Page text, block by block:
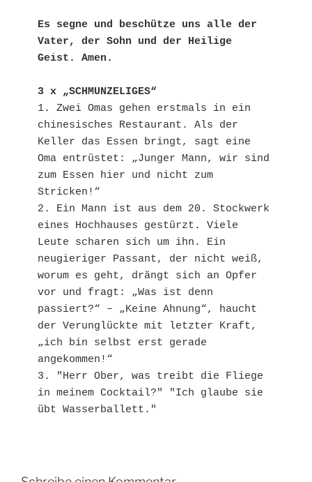
Es segne und beschütze uns alle der
Vater, der Sohn und der Heilige
Geist. Amen.
3 x „SCHMUNZELIGES“
1. Zwei Omas gehen erstmals in ein
chinesisches Restaurant. Als der
Keller das Essen bringt, sagt eine
Oma entrüstet: „Junger Mann, wir sind
zum Essen hier und nicht zum
Stricken!“
2. Ein Mann ist aus dem 20. Stockwerk
eines Hochhauses gestürzt. Viele
Leute scharen sich um ihn. Ein
neugieriger Passant, der nicht weiß,
worum es geht, drängt sich an Opfer
vor und fragt: „Was ist denn
passiert?“ – „Keine Ahnung“, haucht
der Verunglückte mit letzter Kraft,
„ich bin selbst erst gerade
angekommen!“
3. "Herr Ober, was treibt die Fliege
in meinem Cocktail?" "Ich glaube sie